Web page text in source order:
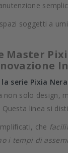
soggetti a
Master
serie Pixia Nera
non solo design,
linea si
che
i tempi di